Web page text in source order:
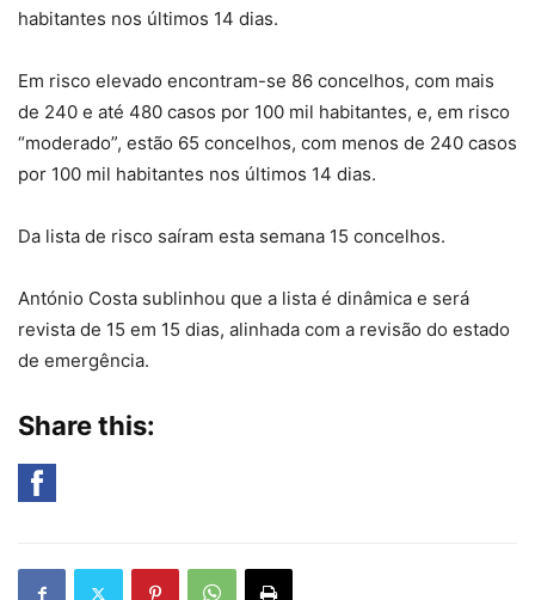
habitantes nos últimos 14 dias.
Em risco elevado encontram-se 86 concelhos, com mais
de 240 e até 480 casos por 100 mil habitantes, e, em risco
“moderado”, estão 65 concelhos, com menos de 240 casos
por 100 mil habitantes nos últimos 14 dias.
Da lista de risco saíram esta semana 15 concelhos.
António Costa sublinhou que a lista é dinâmica e será
revista de 15 em 15 dias, alinhada com a revisão do estado
de emergência.
Share this: